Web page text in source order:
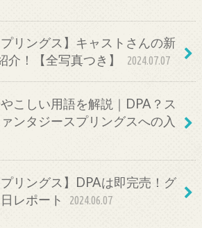
プリングス】キャストさんの新
介！【全写真つき】
2024.07.07
やこしい用語を解説｜DPA？ス
ンタジースプリングスへの入
プリングス】DPAは即完売！グ
レポート
2024.06.07